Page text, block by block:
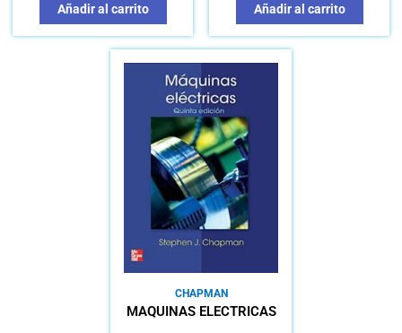
Añadir al carrito Añadir al carrito
CHAPMAN
MÁQUINAS ELÉCTRICAS